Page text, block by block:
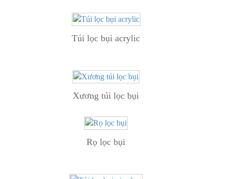
Túi lọc bụi acrylic
Xương túi lọc bụi
Rọ lọc bụi